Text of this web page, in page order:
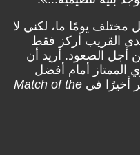
مختلف يومًا ما، لكني لا
القريب أركز فقط
أجل الصعود. أريد أن
الممتاز أمام أفضل
أخيرًا في Match of the